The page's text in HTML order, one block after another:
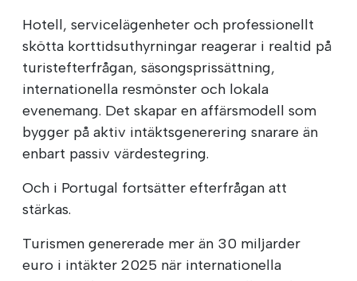
Hotell, servicelägenheter och professionellt
skötta korttidsuthyrningar reagerar i realtid på
turistefterfrågan, säsongsprissättning,
internationella resmönster och lokala
evenemang. Det skapar en affärsmodell som
bygger på aktiv intäktsgenerering snarare än
enbart passiv värdestegring.
Och i Portugal fortsätter efterfrågan att
stärkas.
Turismen genererade mer än 30 miljarder
euro i intäkter 2025 när internationella